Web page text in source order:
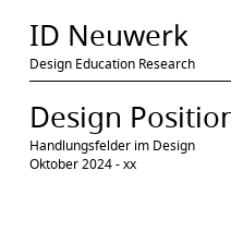
ID Neuwerk
Design Education Research
Design
Handlungsfelder im Design
Oktober 2024 - xx
1
Design/Produktion
Prozess/